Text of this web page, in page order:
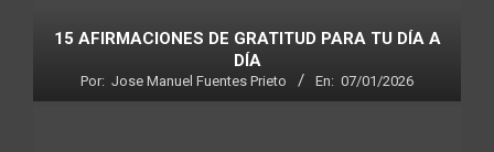
15 AFIRMACIONES DE GRATITUD PARA TU DÍA A
DÍA
Por: Jose Manuel Fuentes Prieto En: 07/01/2026